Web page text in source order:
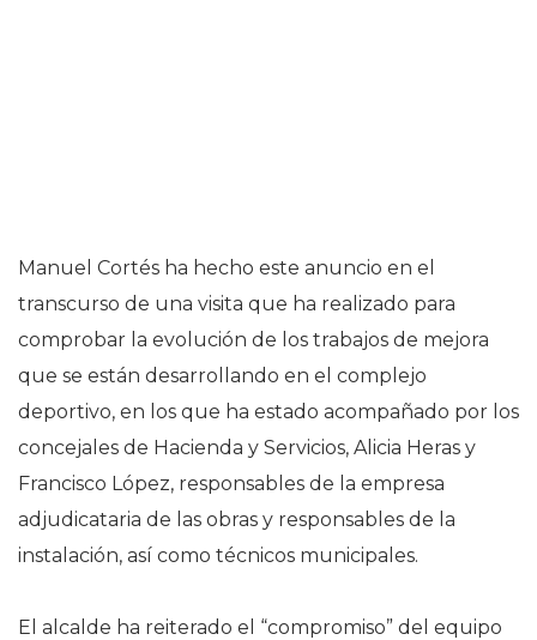
Manuel Cortés ha hecho este anuncio en el
transcurso de una visita que ha realizado para
comprobar la evolución de los trabajos de mejora
que se están desarrollando en el complejo
deportivo, en los que ha estado acompañado por los
concejales de Hacienda y Servicios, Alicia Heras y
Francisco López, responsables de la empresa
adjudicataria de las obras y responsables de la
instalación, así como técnicos municipales.
El alcalde ha reiterado el “compromiso” del equipo